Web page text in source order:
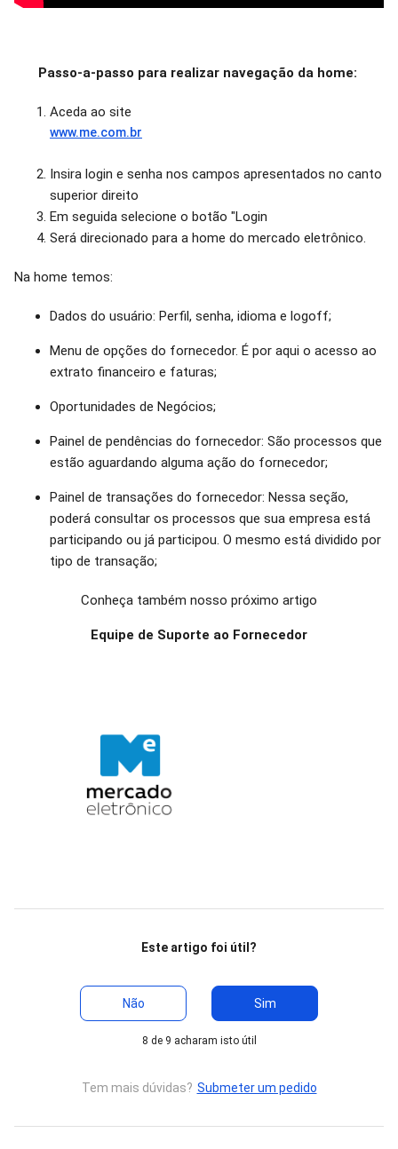
Passo-a-passo para realizar navegação da home:
Aceda ao site
www.me.com.br
​Insira login e senha nos campos apresentados no canto
superior direito
Em seguida selecione o botão "Login
Será direcionado para a home do mercado eletrônico.
Na home temos:
Dados do usuário: Perfil, senha, idioma e logoff;
Menu de opções do fornecedor. É por aqui o acesso ao
extrato financeiro e faturas;
Oportunidades de Negócios;
Painel de pendências do fornecedor: São processos que
estão aguardando alguma ação do fornecedor;
Painel de transações do fornecedor: Nessa seção,
poderá consultar os processos que sua empresa está
participando ou já participou. O mesmo está dividido por
tipo de transação;
Conheça também nosso próximo artigo
Equipe de Suporte ao Fornecedor
Este artigo foi útil?
Não Sim
8 de 9 acharam isto útil
Tem mais dúvidas? Submeter um pedido